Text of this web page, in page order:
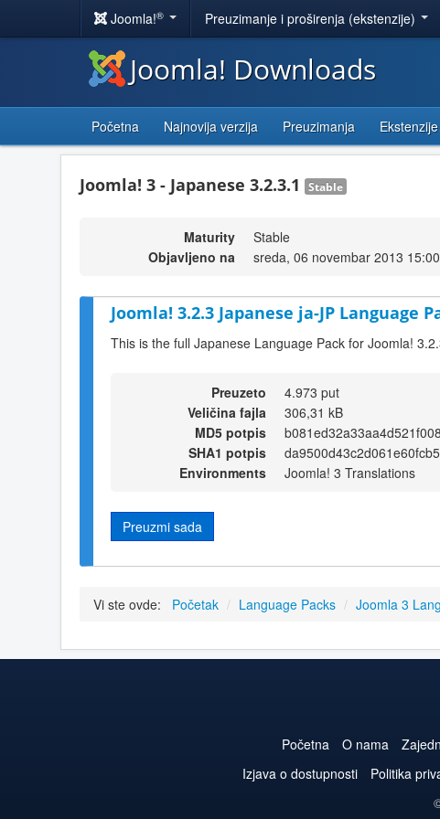
Joomla!® Preuzimanje i proširenja (ekstenzije)
Joomla! Downloads
Početna Najnovija verzija Preuzimanja
Joomla! 3 - Japanese 3.2.3.1 Stable
Maturity
Stable
Objavljeno na
sreda, 06 novembar 2013 15:00
Joomla! 3.2.3 Japanese ja-JP Language
This is the full Japanese Language Pack for Joomla!
Preuzeto
4.973 put
Veličina fajla
306,31 kB
MD5 potpis
SHA1 potpis
Environments
Joomla! 3 Translations
Preuzmi sada
Vi ste ovde: Početak / Language Packs / Joomla 3
Početna O nama
Izjava o dostupnosti
Politika